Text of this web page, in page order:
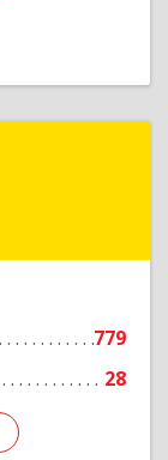
779
28
Ижевск